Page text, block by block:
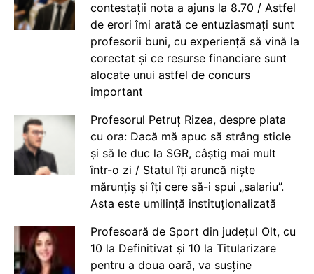
contestații nota a ajuns la 8.70 / Astfel
de erori îmi arată ce entuziasmați sunt
profesorii buni, cu experiență să vină la
corectat și ce resurse financiare sunt
alocate unui astfel de concurs
important
Profesorul Petruț Rizea, despre plata
cu ora: Dacă mă apuc să strâng sticle
și să le duc la SGR, câștig mai mult
într-o zi / Statul îți aruncă niște
mărunțiș și îți cere să-i spui „salariu”.
Asta este umilință instituționalizată
Profesoară de Sport din județul Olt, cu
10 la Definitivat și 10 la Titularizare
pentru a doua oară, va susține